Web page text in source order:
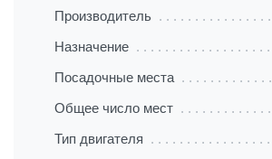
Производитель
Назначение
Посадочные места
Общее число мест
Тип двигателя